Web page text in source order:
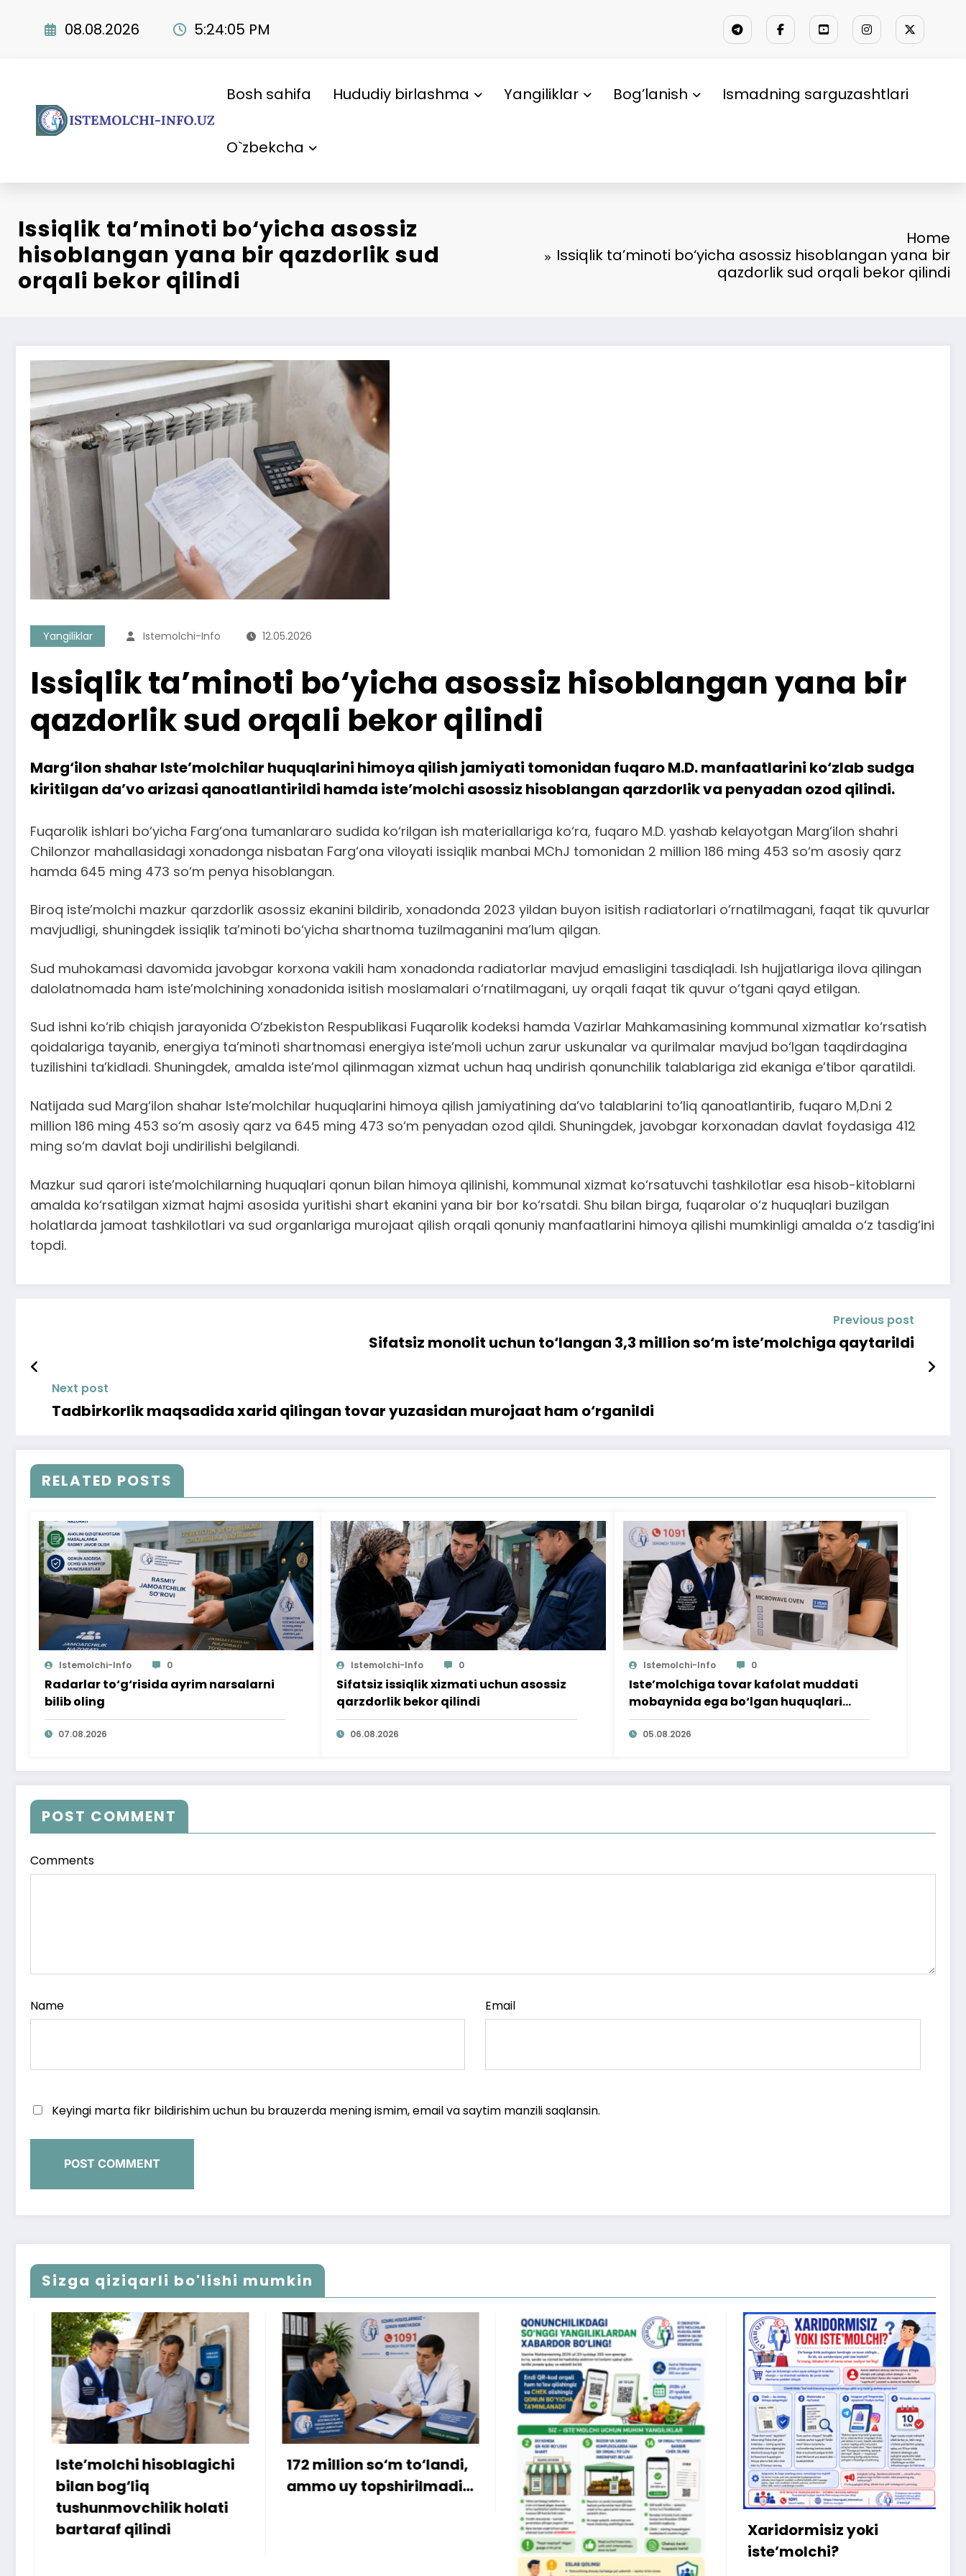
08.08.2026 5:24:06 PM
Bosh sahifa Hududiy birlashma Yangiliklar Bog’lanish Ismadning sarguzashtlari
O`zbekcha
Issiqlik ta’minoti bo‘yicha asossiz
hisoblangan yana bir qazdorlik sud
orqali bekor qilindi
Home
Issiqlik ta’minoti bo‘yicha asossiz hisoblangan yana bir
qazdorlik sud orqali bekor qilindi
Yangiliklar Istemolchi-Info 12.05.2026
Issiqlik ta’minoti bo‘yicha asossiz hisoblangan yana bir
qazdorlik sud orqali bekor qilindi
Marg‘ilon shahar Iste’molchilar huquqlarini himoya qilish jamiyati tomonidan fuqaro M.D. manfaatlarini ko‘zlab sudga
kiritilgan da’vo arizasi qanoatlantirildi hamda iste’molchi asossiz hisoblangan qarzdorlik va penyadan ozod qilindi.
Fuqarolik ishlari bo‘yicha Farg‘ona tumanlararo sudida ko‘rilgan ish materiallariga ko‘ra, fuqaro M.D. yashab kelayotgan Marg‘ilon shahri
Chilonzor mahallasidagi xonadonga nisbatan Farg‘ona viloyati issiqlik manbai MChJ tomonidan 2 million 186 ming 453 so‘m asosiy qarz
hamda 645 ming 473 so‘m penya hisoblangan.
Biroq iste’molchi mazkur qarzdorlik asossiz ekanini bildirib, xonadonda 2023 yildan buyon isitish radiatorlari o‘rnatilmagani, faqat tik quvurlar
mavjudligi, shuningdek issiqlik ta’minoti bo‘yicha shartnoma tuzilmaganini ma’lum qilgan.
Sud muhokamasi davomida javobgar korxona vakili ham xonadonda radiatorlar mavjud emasligini tasdiqladi. Ish hujjatlariga ilova qilingan
dalolatnomada ham iste’molchining xonadonida isitish moslamalari o‘rnatilmagani, uy orqali faqat tik quvur o‘tgani qayd etilgan.
Sud ishni ko‘rib chiqish jarayonida O‘zbekiston Respublikasi Fuqarolik kodeksi hamda Vazirlar Mahkamasining kommunal xizmatlar ko‘rsatish
qoidalariga tayanib, energiya ta’minoti shartnomasi energiya iste’moli uchun zarur uskunalar va qurilmalar mavjud bo‘lgan taqdirdagina
tuzilishini ta’kidladi. Shuningdek, amalda iste’mol qilinmagan xizmat uchun haq undirish qonunchilik talablariga zid ekaniga e’tibor qaratildi.
Natijada sud Marg‘ilon shahar Iste’molchilar huquqlarini himoya qilish jamiyatining da’vo talablarini to‘liq qanoatlantirib, fuqaro M,D.ni 2
million 186 ming 453 so‘m asosiy qarz va 645 ming 473 so‘m penyadan ozod qildi. Shuningdek, javobgar korxonadan davlat foydasiga 412
ming so‘m davlat boji undirilishi belgilandi.
Mazkur sud qarori iste’molchilarning huquqlari qonun bilan himoya qilinishi, kommunal xizmat ko‘rsatuvchi tashkilotlar esa hisob-kitoblarni
amalda ko‘rsatilgan xizmat hajmi asosida yuritishi shart ekanini yana bir bor ko‘rsatdi. Shu bilan birga, fuqarolar o‘z huquqlari buzilgan
holatlarda jamoat tashkilotlari va sud organlariga murojaat qilish orqali qonuniy manfaatlarini himoya qilishi mumkinligi amalda o‘z tasdig‘ini
topdi.
Previous post
Sifatsiz monolit uchun to‘langan 3,3 million so‘m iste’molchiga qaytarildi
Next post
Tadbirkorlik maqsadida xarid qilingan tovar yuzasidan murojaat ham o‘rganildi
RELATED POSTS
Istemolchi-Info 0
Radarlar to‘g‘risida ayrim narsalarni
bilib oling
07.08.2026
Istemolchi-Info 0
Sifatsiz issiqlik xizmati uchun asossiz
qarzdorlik bekor qilindi
06.08.2026
Istemolchi-Info 0
Iste’molchiga tovar kafolat muddati
mobaynida ega bo‘lgan huquqlari
ta’minlab berildi
05.08.2026
POST COMMENT
Comments
Name Email
Keyingi marta fikr bildirishim uchun bu brauzerda mening ismim, email va saytim manzili saqlansin.
Sizga qiziqarli bo'lishi mumkin
Iste’molchi hisoblagichi
bilan bog‘liq
tushunmovchilik holati
bartaraf qilindi
172 million so‘m to‘landi,
ammo uy topshirilmadi…
Xaridormisiz yoki
iste’molchi?